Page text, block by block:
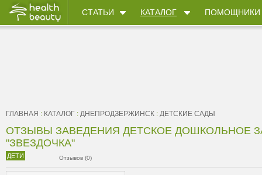
СТАТЬИ КАТАЛОГ ПОМОЩНИКИ
ГЛАВНАЯ : КАТАЛОГ : ДНЕПРОДЗЕРЖИНСК : ДЕТСКИЕ САДЫ
ОТЗЫВЫ ЗАВЕДЕНИЯ ДЕТСКОЕ ДОШКОЛЬНОЕ
"ЗВЕЗДОЧКА"
ДЕТИ Отзывов (0)